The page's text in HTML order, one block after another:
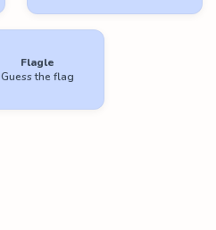
Flagle
Guess the flag